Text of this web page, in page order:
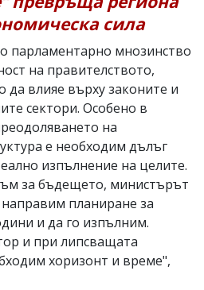
сила
парламентарно мнозинство
на правителството,
влияе върху законите и
сектори. Особено в
на
е необходим дълъг
изпълнение на целите.
за бъдещето, министърът
планиране за
и да го изпълним.
и при липсващата
хоризонт и време",